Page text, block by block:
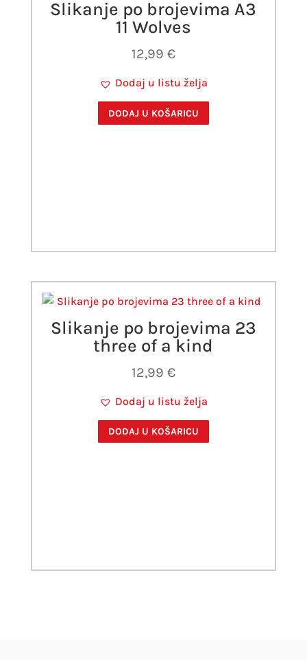
Slikanje po brojevima A3
11 Wolves
12,99 €
Dodaj u listu želja
DODAJ U KOŠARICU
Slikanje po brojevima 23
three of a kind
12,99 €
Dodaj u listu želja
DODAJ U KOŠARICU